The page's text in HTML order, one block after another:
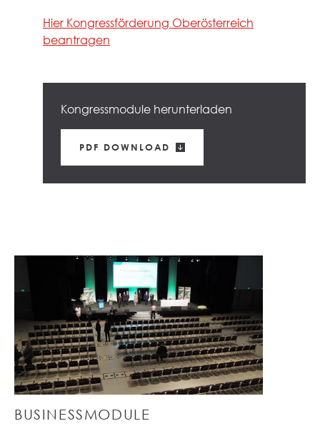
Hier Kongressförderung Oberösterreich
beantragen
Kongressmodule herunterladen
PDF DOWNLOAD
BUSINESSMODULE